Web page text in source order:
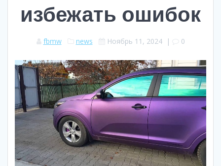
избежать ошибок
fbmw news Ноябрь 11, 2024| 0